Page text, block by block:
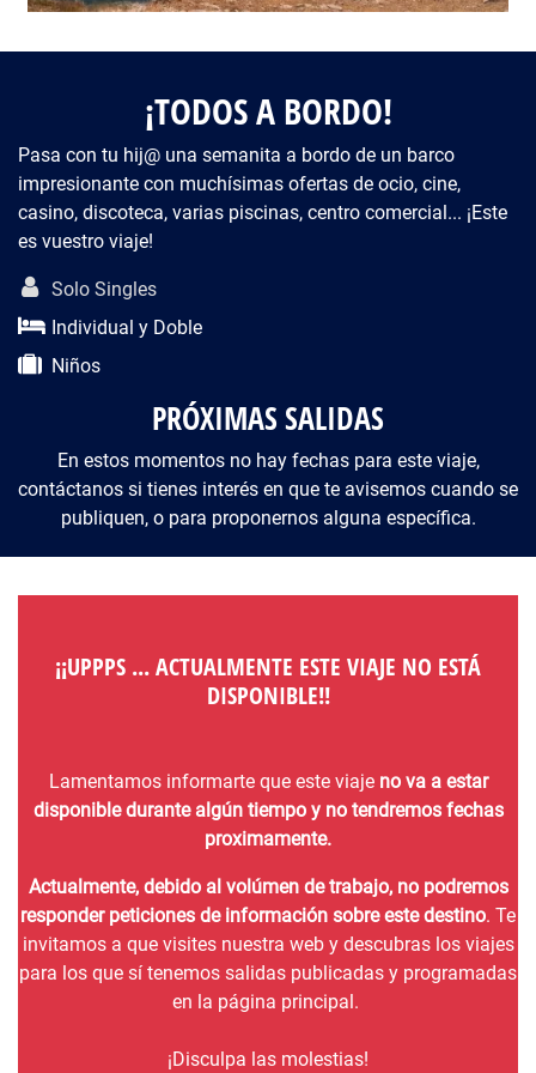
¡TODOS A BORDO!
Pasa con tu hij@ una semanita a bordo de un barco
impresionante con muchísimas ofertas de ocio, cine,
casino, discoteca, varias piscinas, centro comercial... ¡Este
es vuestro viaje!
Descripción del viaje
Solo Singles
Individual y Doble
Niños
PRÓXIMAS SALIDAS
En estos momentos no hay fechas para este viaje,
contáctanos si tienes interés en que te avisemos cuando se
publiquen, o para proponernos alguna específica.
¡¡UPPPS ... ACTUALMENTE ESTE VIAJE NO ESTÁ
DISPONIBLE!!
Lamentamos informarte que este viaje no va a estar
disponible durante algún tiempo y no tendremos fechas
proximamente.
Actualmente, debido al volúmen de trabajo, no podremos
responder peticiones de información sobre este destino. Te
invitamos a que visites nuestra web y descubras los viajes
para los que sí tenemos salidas publicadas y programadas
en la página principal.
¡Disculpa las molestias!